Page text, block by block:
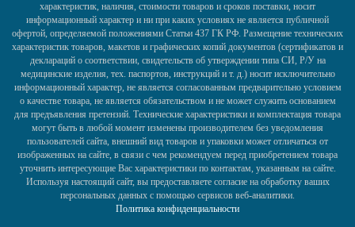
характеристик, наличия, стоимости товаров и сроков поставки, носит
информационный характер и ни при каких условиях не является публичной
офертой, определяемой положениями Статьи 437 ГК РФ. Размещение технических
характеристик товаров, макетов и графических копий документов (сертификатов и
деклараций о соответствии, свидетельств об утверждении типа СИ, Р/У на
медицинские изделия, тех. паспортов, инструкций и т. д.) носит исключительно
информационный характер, не является согласованным предварительно условием
о качестве товара, не является обязательством и не может служить основанием
для предъявления претензий. Технические характеристики и комплектация товара
могут быть в любой момент изменены производителем без уведомления
пользователей сайта, внешний вид товаров и упаковки может отличаться от
изображенных на сайте, в связи с чем рекомендуем перед приобретением товара
уточнить интересующие Вас характеристики по контактам, указанным на сайте.
Используя настоящий сайт, вы предоставляете согласие на обработку ваших
персональных данных с помощью сервисов веб-аналитики.
Политика конфиденциальности